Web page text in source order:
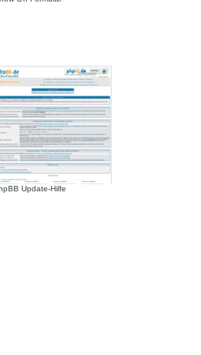
Update-Hilfe